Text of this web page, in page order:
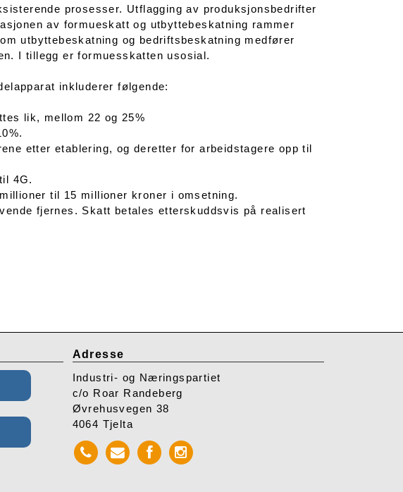
prosesser. Utflagging av produksjonsbedrifter
av formueskatt og utbyttebeskatning rammer
utbyttebeskatning og bedriftsbeskatning medfører
I tillegg er formuesskatten usosial.
inkluderer følgende:
lik, mellom 22 og 25%
etter etablering, og deretter for arbeidstagere opp til
4G.
til 15 millioner kroner i omsetning.
fjernes. Skatt betales etterskuddsvis på realisert
Adresse
Industri- og Næringspartiet
c/o Roar Randeberg
Øvrehusvegen 38
4064 Tjelta
Call
INP
Send
mail
Facebook
INP